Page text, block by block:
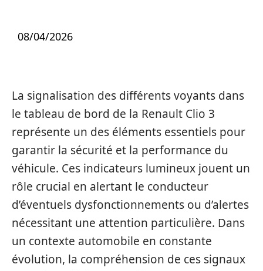
08/04/2026
La signalisation des différents voyants dans
le tableau de bord de la Renault Clio 3
représente un des éléments essentiels pour
garantir la sécurité et la performance du
véhicule. Ces indicateurs lumineux jouent un
rôle crucial en alertant le conducteur
d’éventuels dysfonctionnements ou d’alertes
nécessitant une attention particulière. Dans
un contexte automobile en constante
évolution, la compréhension de ces signaux